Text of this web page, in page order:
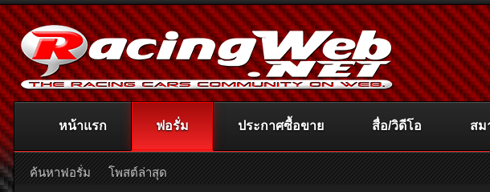
หน้าแรก ฟอรั่ม
ค้นหาฟอรั่ม โพสต์ล่าสุด
ประกาศซื้อขาย สื่อ/วิดีโอ สม